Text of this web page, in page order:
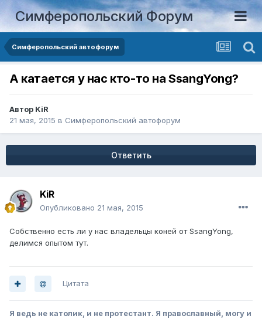
Симферопольский Форум
Симферопольский автофорум
А катается у нас кто-то на SsangYong?
Автор KiR
21 мая, 2015 в Симферопольский автофорум
Ответить
KiR
Опубликовано 21 мая, 2015
Собственно есть ли у нас владельцы коней от SsangYong,
делимся опытом тут.
Цитата
Я ведь не католик, и не протестант. Я православный, могу и